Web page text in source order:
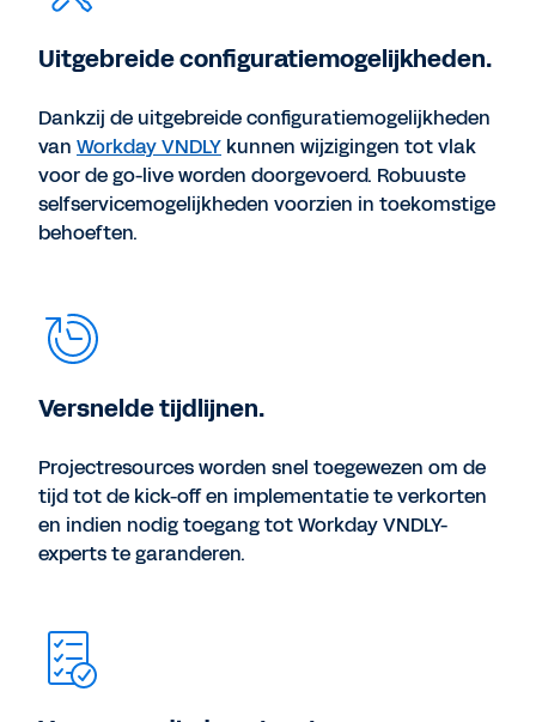
Uitgebreide configuratiemogelijkheden.
Dankzij de uitgebreide configuratiemogelijkheden
van Workday VNDLY kunnen wijzigingen tot vlak
voor de go-live worden doorgevoerd. Robuuste
selfservicemogelijkheden voorzien in toekomstige
behoeften.
Versnelde tijdlijnen.
Projectresources worden snel toegewezen om de
tijd tot de kick-off en implementatie te verkorten
en indien nodig toegang tot Workday VNDLY-
experts te garanderen.